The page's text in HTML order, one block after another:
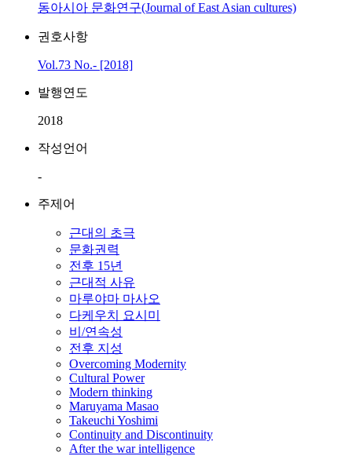
동아시아 문화연구(Journal of East Asian cultures)
권호사항
Vol.73 No.- [2018]
발행연도
2018
작성언어
-
주제어
근대의 초극
문화권력
전후 15년
근대적 사유
마루야마 마사오
다케우치 요시미
비/연속성
전후 지성
Overcoming Modernity
Cultural Power
Modern thinking
Maruyama Masao
Takeuchi Yoshimi
Continuity and Discontinuity
After the war intelligence